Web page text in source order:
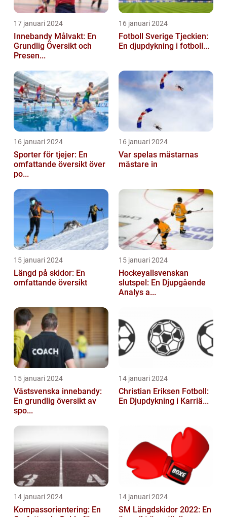
17 januari 2024
Innebandy Målvakt: En
Grundlig Översikt och
Presen...
16 januari 2024
Fotboll Sverige Tjeckien:
En djupdykning i fotboll...
16 januari 2024
Sporter för tjejer: En
omfattande översikt över
po...
16 januari 2024
Var spelas mästarnas
mästare in
15 januari 2024
Längd på skidor: En
omfattande översikt
15 januari 2024
Hockeyallsvenskan
slutspel: En Djupgående
Analys a...
15 januari 2024
Västsvenska innebandy:
En grundlig översikt av
spo...
14 januari 2024
Christian Eriksen Fotboll:
En Djupdykning i Karriä...
14 januari 2024
Kompassorientering: En
14 januari 2024
SM Längdskidor 2022: En